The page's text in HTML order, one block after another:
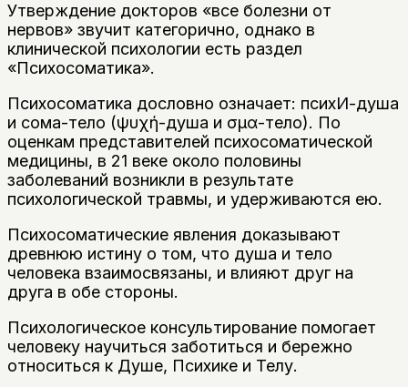
Утверждение докторов «все болезни от
нервов» звучит категорично, однако в
клинической психологии есть раздел
«Психосоматика».
Психосоматика дословно означает: психИ-душа
и сома-тело (ψυχή-душа и σῶμα-тело). По
оценкам представителей психосоматической
медицины, в 21 веке около половины
заболеваний возникли в результате
психологической травмы, и удерживаются ею.
Психосоматические явления доказывают
древнюю истину о том, что душа и тело
человека взаимосвязаны, и влияют друг на
друга в обе стороны.
Психологическое консультирование помогает
человеку научиться заботиться и бережно
относиться к Душе, Психике и Телу.